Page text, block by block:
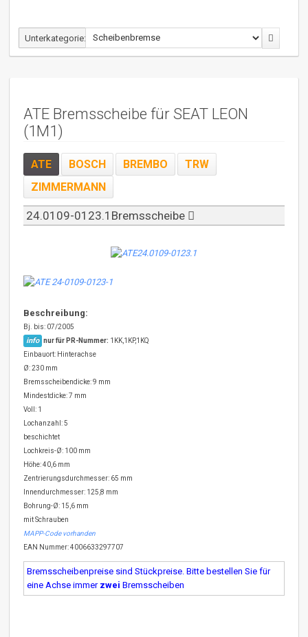
Unterkategorie:
ATE Bremsscheibe für SEAT LEON
(1M1)
ATE BOSCH BREMBO
TRW
ZIMMERMANN
24.0109-0123.1Bremsscheibe
Beschreibung:
Bj. bis: 07/2005
info nur für PR-Nummer: 1KK,1KP,1KQ
Einbauort: Hinterachse
Ø: 230 mm
Bremsscheibendicke: 9 mm
Mindestdicke: 7 mm
Voll: 1
Lochanzahl: 5
beschichtet
Lochkreis-Ø: 100 mm
Höhe: 40,6 mm
Zentrierungsdurchmesser: 65 mm
Innendurchmesser: 125,8 mm
Bohrung-Ø: 15,6 mm
mit Schrauben
MAPP-Code vorhanden
EAN Nummer: 4006633297707
Bremsscheibenpreise sind Stückpreise. Bitte bestellen Sie für
eine Achse immer zwei Bremsscheiben